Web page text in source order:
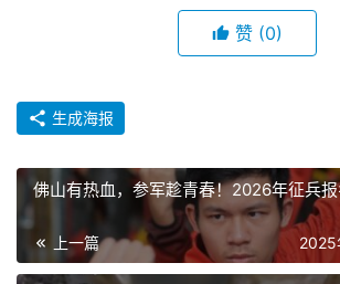
赞 (0)
生成海报
佛山有热血，参军趁青春！2026年征兵
上一篇 2025